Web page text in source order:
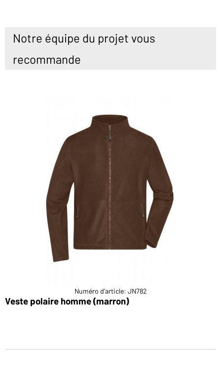
Notre équipe du projet vous
recommande
Numéro d'article: JN782
Veste polaire homme (marron)